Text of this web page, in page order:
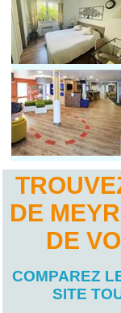
DE
DE
COMPAREZ
SITE